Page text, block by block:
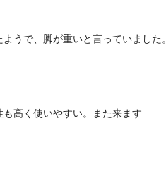
うで、脚が重いと言っていました。
高く使いやすい。また来ます